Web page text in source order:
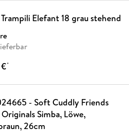
Elefant 18 grau stehend
*
- Soft Cuddly Friends
Simba, Löwe,
26cm